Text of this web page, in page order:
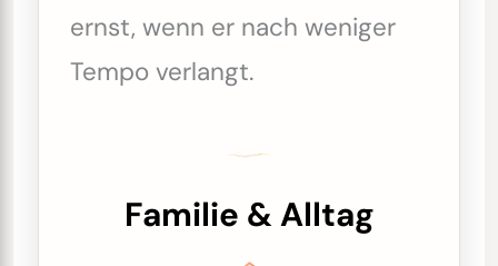
ernst, wenn er nach weniger
Tempo verlangt.
Familie & Alltag